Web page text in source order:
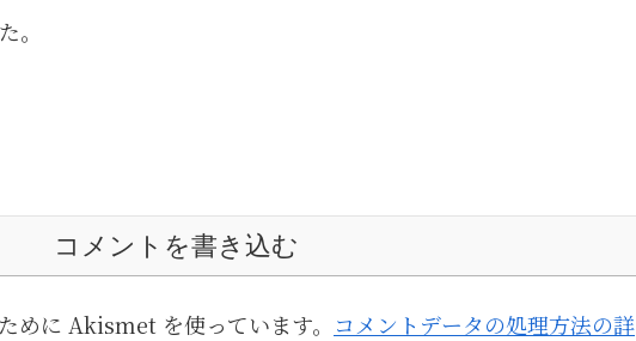
。
コメントを書き込む
めに Akismet を使っています。 コメントデータの処理方法の詳